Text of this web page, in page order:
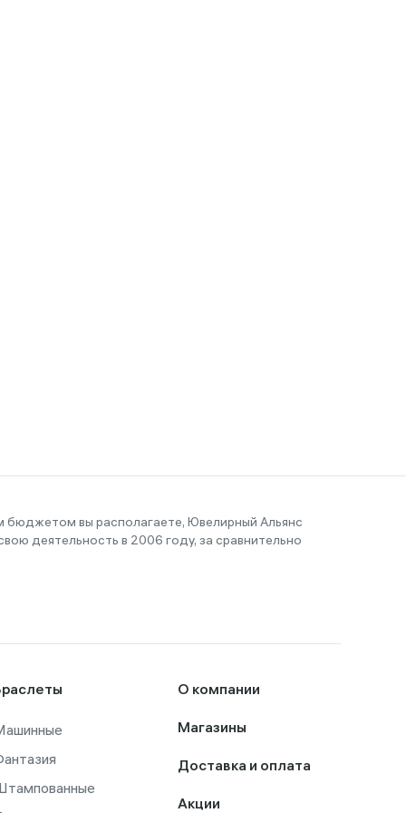
бюджетом вы располагаете, Ювелирный Альянс
деятельность в 2006 году, за сравнительно
О компании
Магазины
Доставка и оплата
Акции